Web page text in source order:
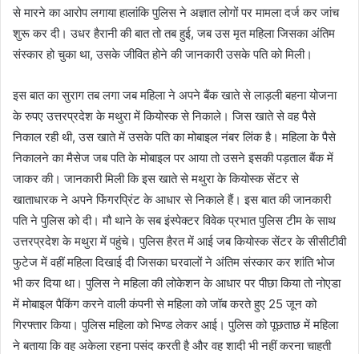
से मारने का आरोप लगाया हालांकि पुलिस ने अज्ञात लोगों पर मामला दर्ज कर जांच
शुरू कर दी। उधर हैरानी की बात तो तब हुई, जब उस मृत महिला जिसका अंतिम
संस्कार हो चुका था, उसके जीवित होने की जानकारी उसके पति को मिली।
इस बात का सुराग तब लगा जब महिला ने अपने बैंक खाते से लाड़ली बहना योजना
के रुपए उत्तरप्रदेश के मथुरा में कियोस्क से निकाले। जिस खाते से वह पैसे
निकाल रही थी, उस खाते में उसके पति का मोबाइल नंबर लिंक है। महिला के पैसे
निकालने का मैसेज जब पति के मोबाइल पर आया तो उसने इसकी पड़ताल बैंक में
जाकर की। जानकारी मिली कि इस खाते से मथुरा के कियोस्क सेंटर से
खाताधारक ने अपने फिंगरप्रिंट के आधार से निकाले हैं। इस बात की जानकारी
पति ने पुलिस को दी। मौ थाने के सब इंस्पेक्टर विवेक प्रभात पुलिस टीम के साथ
उत्तरप्रदेश के मथुरा में पहुंचे। पुलिस हैरत में आई जब कियोस्क सेंटर के सीसीटीवी
फुटेज में वहीं महिला दिखाई दी जिसका घरवालों ने अंतिम संस्कार कर शांति भोज
भी कर दिया था। पुलिस ने महिला की लोकेशन के आधार पर पीछा किया तो नोएडा
में मोबाइल पैकिंग करने वाली कंपनी से महिला को जॉब करते हुए 25 जून को
गिरफ्तार किया। पुलिस महिला को भिण्ड लेकर आई। पुलिस को पूछताछ में महिला
ने बताया कि वह अकेला रहना पसंद करती है और वह शादी भी नहीं करना चाहती